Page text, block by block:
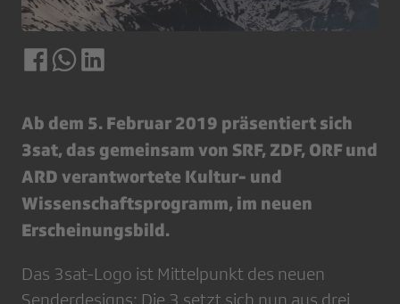
Ab dem 5. Februar 2019 präsentiert sich
3sat, das gemeinsam von SRF, ZDF, ORF und
ARD verantwortete Kultur- und
Wissenschaftsprogramm, im neuen
Erscheinungsbild.
Das 3sat-Logo ist Mittelpunkt des neuen
Senderdesigns: Die 3 setzt sich nun aus drei